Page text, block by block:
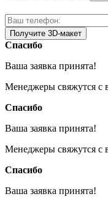
Спасибо
Ваша заявка принята!
Менеджеры свяжутся с
Спасибо
Ваша заявка принята!
Менеджеры свяжутся с
Спасибо
Ваша заявка принята!